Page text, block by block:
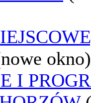
okno)
I